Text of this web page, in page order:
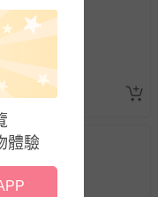
身球-寶貝藍
730
體驗